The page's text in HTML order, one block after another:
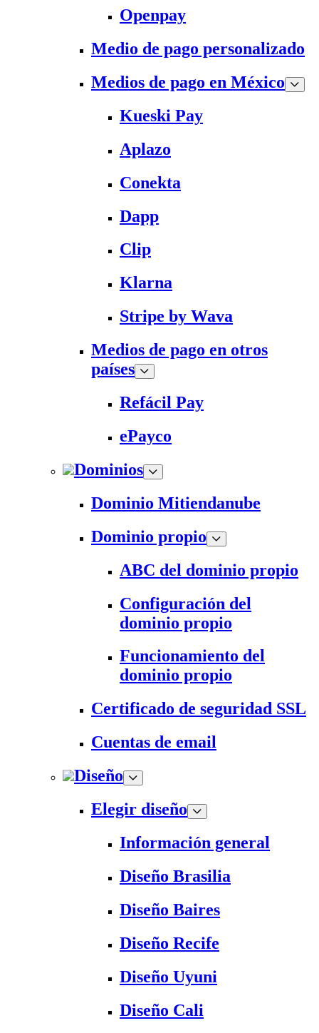
Openpay
Medio de pago personalizado
Medios de pago en México
Kueski Pay
Aplazo
Conekta
Dapp
Clip
Klarna
Stripe by Wava
Medios de pago en otros
países
Refácil Pay
ePayco
Dominios
Dominio Mitiendanube
Dominio propio
ABC del dominio propio
Configuración del
dominio propio
Funcionamiento del
dominio propio
Certificado de seguridad SSL
Cuentas de email
Diseño
Elegir diseño
Información general
Diseño Brasilia
Diseño Baires
Diseño Recife
Diseño Uyuni
Diseño Cali